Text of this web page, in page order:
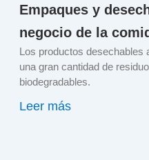
Empaques y
negocio de la
Los productos desechables
una gran cantidad de
biodegradables.
Leer más